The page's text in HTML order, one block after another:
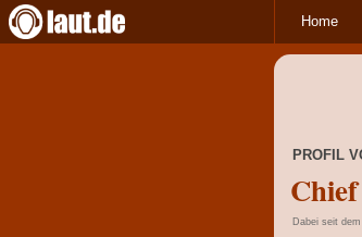
Home
PROFIL
Dabei seit